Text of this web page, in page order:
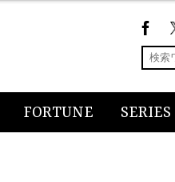
FORTUNE SERIES